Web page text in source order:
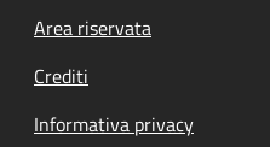
Footer menu
Area riservata
Crediti
Informativa privacy